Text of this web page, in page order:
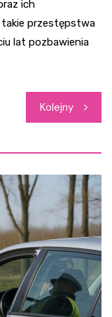
ich
przestępstwa
lat pozbawienia
Kolejny